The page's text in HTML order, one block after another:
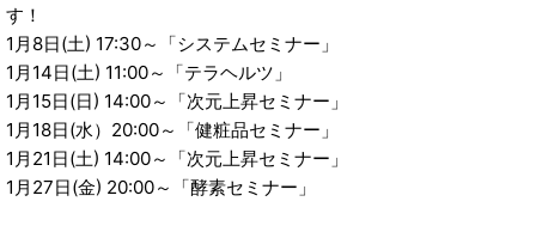
す！
1月8日(土) 17:30～「システムセミナー」
1月14日(土) 11:00～「テラヘルツ」
1月15日(日) 14:00～「次元上昇セミナー」
1月18日(水）20:00～「健粧品セミナー」
1月21日(土) 14:00～「次元上昇セミナー」
1月27日(金) 20:00～「酵素セミナー」